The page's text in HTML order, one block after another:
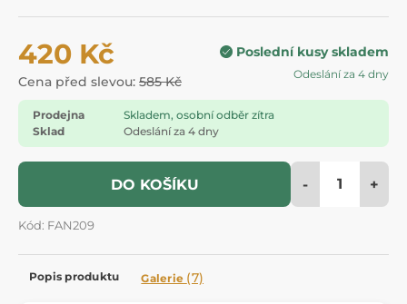
420 Kč
Cena před slevou: 585 Kč
Poslední kusy skladem
Odeslání za 4 dny
Prodejna
Skladem, osobní odběr zítra
Sklad
Odeslání za 4 dny
DO KOŠÍKU - +
Kód: FAN209
Popis produktu Galerie (7)